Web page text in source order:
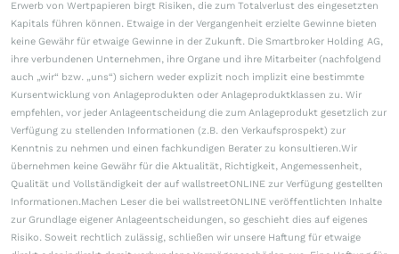
Erwerb von Wertpapieren birgt Risiken, die zum Totalverlust des eingesetzten
Kapitals führen können. Etwaige in der Vergangenheit erzielte Gewinne bieten
keine Gewähr für etwaige Gewinne in der Zukunft. Die Smartbroker Holding AG,
ihre verbundenen Unternehmen, ihre Organe und ihre Mitarbeiter (nachfolgend
auch „wir“ bzw. „uns“) sichern weder explizit noch implizit eine bestimmte
Kursentwicklung von Anlageprodukten oder Anlageproduktklassen zu. Wir
empfehlen, vor jeder Anlageentscheidung die zum Anlageprodukt gesetzlich zur
Verfügung zu stellenden Informationen (z.B. den Verkaufsprospekt) zur
Kenntnis zu nehmen und einen fachkundigen Berater zu konsultieren.Wir
übernehmen keine Gewähr für die Aktualität, Richtigkeit, Angemessenheit,
Qualität und Vollständigkeit der auf wallstreetONLINE zur Verfügung gestellten
Informationen.Machen Leser die bei wallstreetONLINE veröffentlichten Inhalte
zur Grundlage eigener Anlageentscheidungen, so geschieht dies auf eigenes
Risiko. Soweit rechtlich zulässig, schließen wir unsere Haftung für etwaige